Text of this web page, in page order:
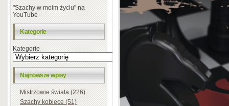
"Szachy w moim życiu" na
YouTube
Kategorie
Kategorie
Najnowsze wpisy
Mistrzowie świata (226)
Szachy kobiece (51)